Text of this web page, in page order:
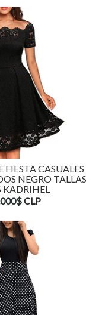
FIESTA CASUALES
NEGRO TALLAS
KADRIHEL
CLP